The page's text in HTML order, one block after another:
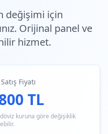
değişimi için
Orijinal panel ve
hizmet.
Fiyatı
TL
kuruna göre değişiklik